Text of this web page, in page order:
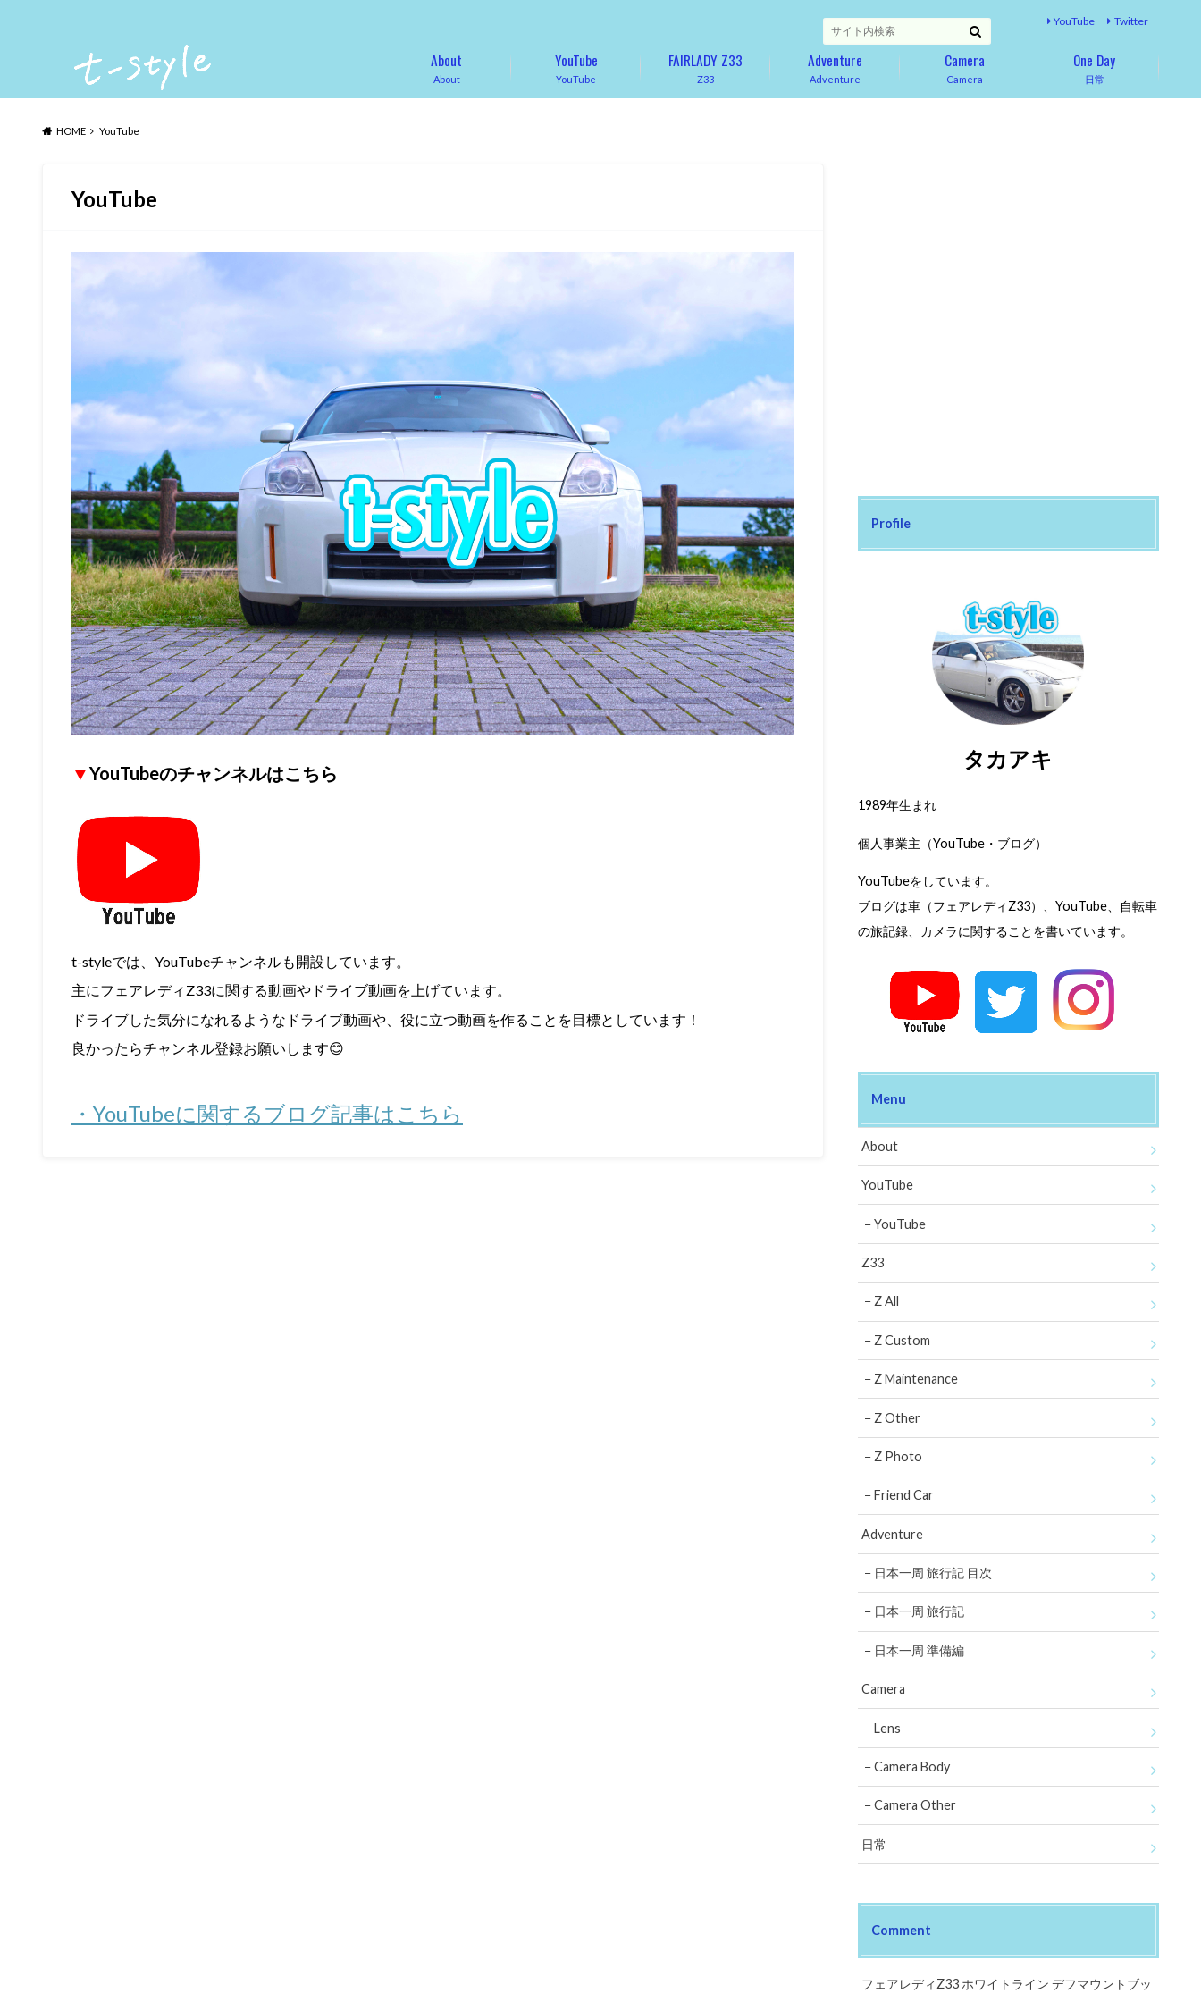
YouTube Twitter
About
About
YouTube
YouTube
Z33
FAIRLADY Z33
Adventure
Adventure
Camera
Camera
日常
One Day
HOME YouTube
YouTube
▼YouTubeのチャンネルはこちら
t-styleでは、YouTubeチャンネルも開設しています。
主にフェアレディZ33に関する動画やドライブ動画を上げています。
ドライブした気分になれるようなドライブ動画や、役に立つ動画を作ることを目標としています！
良かったらチャンネル登録お願いします😊
・YouTubeに関するブログ記事はこちら
Profile
タカアキ
1989年生まれ
個人事業主（YouTube・ブログ）
YouTubeをしています。
ブログは車（フェアレディZ33）、YouTube、自転車
の旅記録、カメラに関することを書いています。
Menu
About
YouTube
YouTube
Z33
Z All
Z Custom
Z Maintenance
Z Other
Z Photo
Friend Car
Adventure
日本一周 旅行記 目次
日本一周 旅行記
日本一周 準備編
Camera
Lens
Camera Body
Camera Other
日常
Comment
フェアレディZ33 ホワイトライン デフマウントブッ